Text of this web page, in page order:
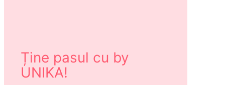
Ține pasul cu by
UNIKA!